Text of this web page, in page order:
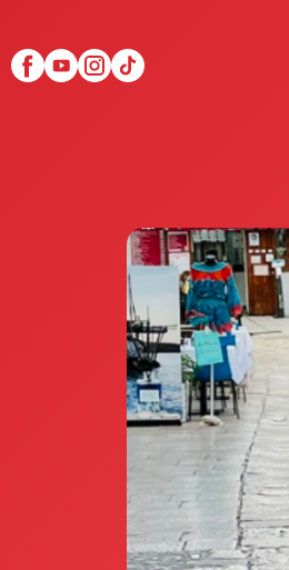
Scopri Club
Le
La
Annunci